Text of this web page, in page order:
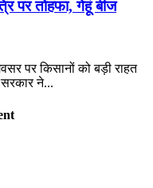
पर तोहफा, गेहूं बीज
पर किसानों को बड़ी राहत
ने...